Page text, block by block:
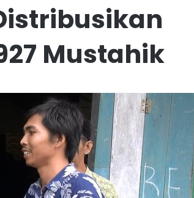
Mustahik